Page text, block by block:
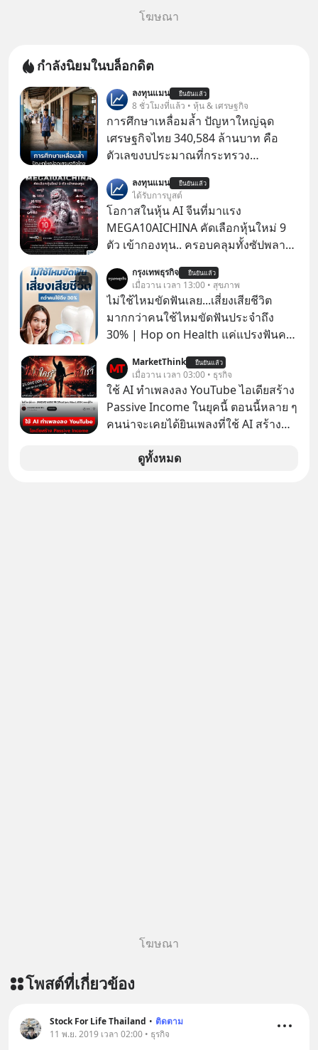
โฆษณา
กำลังนิยมในบล็อกดิต
ลงทุนแมน ยืนยันแล้ว
8 ชั่วโมงที่แล้ว • หุ้น & เศรษฐกิจ
การศึกษาเหลื่อมล้ำ ปัญหาใหญ่ฉุด
เศรษฐกิจไทย 340,584 ล้านบาท คือ
ตัวเลขงบประมาณที่กระทรวง
รายจ่ายประจำปี 2568 ซึ่งมากที่สุดเป็น
อันดับ 2 รองจากกระทรวงการคลัง
ลงทุนแมน ยืนยันแล้ว
ได้รับการบูสต์
โอกาสในหุ้น AI จีนที่มาแรง
MEGA10AICHINA คัดเลือกหุ้นใหม่ 9
ตัว เข้ากองทุน.. ครอบคลุมทั้งซัปพลาย
โปรโมชัน ลด 50% ค่าธรรมเนียมซื้อ |
ยอด 2 ล้านบาทขึ้นไป ฟรีค่าธรรมเนียม
ซื้อ
กรุงเทพธุรกิจ ยืนยันแล้ว
เมื่อวาน เวลา 13:00 • สุขภาพ
ไม่ใช้ไหมขัดฟันเลย...เสี่ยงเสียชีวิต
มากกว่าคนใช้ไหมขัดฟันประจำถึง
30% | Hop on Health แค่แปรงฟันคง
อายุ 5,000 คน มีข้อมูลที่น่าสนใจเกี่ยว
กับโรคต่างๆที่เกิดจากการไม่ใช้ไหมขัด
ฟันเป็นประจำ เสี่ยงเกิดโรคนำไปสู่การ
เสียชีวิต...อะไรคือสาเหตุติดตามได้ใน
MarketThink ยืนยันแล้ว
เมื่อวาน เวลา 03:00 • ธุรกิจ
ใช้ AI ทำเพลงลง YouTube ไอเดียสร้าง
Passive Income ในยุคนี้ ตอนนี้หลาย ๆ
คนน่าจะเคยได้ยินเพลงที่ใช้ AI สร้าง
รู้ตัวเรา” จากช่องชื่อว่า UNHEARD
ดูทั้งหมด
โฆษณา
โพสต์ที่เกี่ยวข้อง
Stock For Life Thailand • ติดตาม
11 พ.ย. 2019 เวลา 02:00 • ธุรกิจ